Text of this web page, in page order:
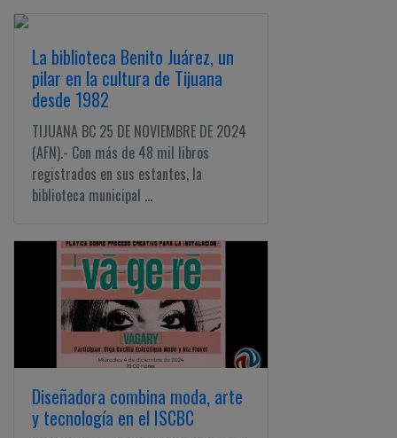
La biblioteca Benito Juárez, un
pilar en la cultura de Tijuana
desde 1982
TIJUANA BC 25 DE NOVIEMBRE DE 2024
(AFN).- Con más de 48 mil libros
registrados en sus estantes, la
biblioteca municipal ...
Diseñadora combina moda, arte
y tecnología en el ISCBC